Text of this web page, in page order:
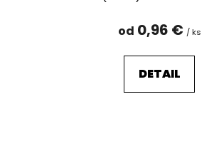
od 0,96 € / ks
DETAIL